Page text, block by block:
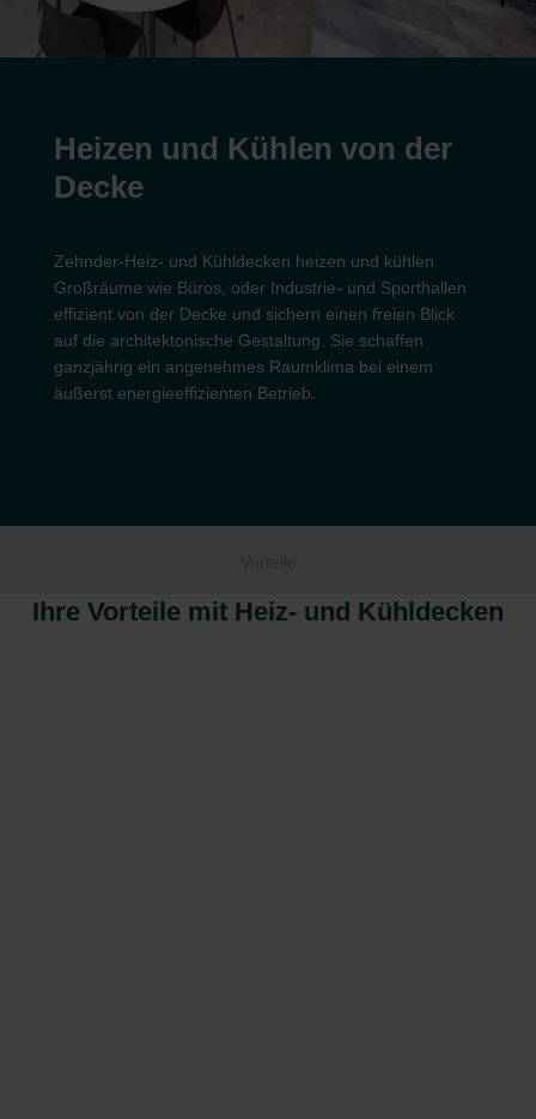
Heizen und Kühlen von der
Decke
Zehnder-Heiz- und Kühldecken heizen und kühlen
Großräume wie Büros, oder Industrie- und Sporthallen
effizient von der Decke und sichern einen freien Blick
auf die architektonische Gestaltung. Sie schaffen
ganzjährig ein angenehmes Raumklima bei einem
äußerst energieeffizienten Betrieb.
Vorteile
Ihre Vorteile mit Heiz- und Kühldecken